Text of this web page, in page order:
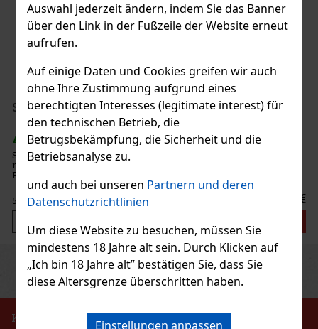
Auswahl jederzeit ändern, indem Sie das Banner
über den Link in der Fußzeile der Website erneut
aufrufen.
Auf einige Daten und Cookies greifen wir auch
ohne Ihre Zustimmung aufgrund eines
berechtigten Interesses (legitimate interest) für
den technischen Betrieb, die
Betrugsbekämpfung, die Sicherheit und die
Betriebsanalyse zu.
und auch bei unseren Partnern und deren
Datenschutzrichtlinien
Um diese Website zu besuchen, müssen Sie
mindestens 18 Jahre alt sein. Durch Klicken auf
„Ich bin 18 Jahre alt” bestätigen Sie, dass Sie
diese Altersgrenze überschritten haben.
Einstellungen anpassen
Al Fakher The Double Crunch 50 g
AUF LAGER
Tabak mit dem Geschmack von zwei Äpfeln.
6.53€ ohne VAT 7.90 €
Serbetli Toastet Berri 50g
AUF LAGER(3 st)
Serbetli Toastet Berri 50 g – türkischer heller Wasserpfeifentabak
mit dem Geschmack einer würzigen Mischung aus Himbeeren und
Brombeeren.
5.29€ ohne VAT 6.40 €
Rabatt: 24%
PreviousNext
KEIN VERKAUF VON TABAKERZEUGNISSEN AN